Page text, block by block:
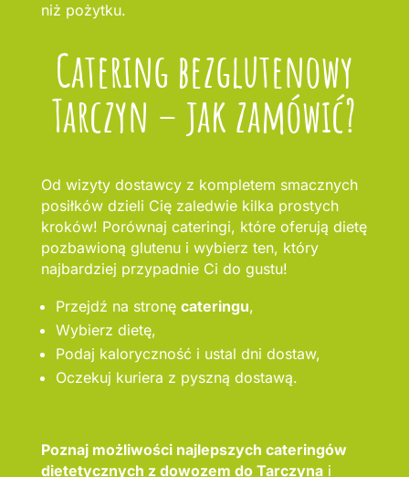
niż pożytku.
Catering bezglutenowy
Tarczyn – jak zamówić?
Od wizyty dostawcy z kompletem smacznych
posiłków dzieli Cię zaledwie kilka prostych
kroków! Porównaj cateringi, które oferują dietę
pozbawioną glutenu i wybierz ten, który
najbardziej przypadnie Ci do gustu!
Przejdź na stronę cateringu,
Wybierz dietę,
Podaj kaloryczność i ustal dni dostaw,
Oczekuj kuriera z pyszną dostawą.
Poznaj możliwości najlepszych cateringów
dietetycznych z dowozem do Tarczynai